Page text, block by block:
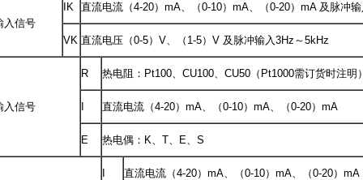
入信号
IK 直流电流（4-20）mA、（0-10）mA、（0-20）mA 及脉冲
VK 直流电压（0-5）V、（1-5）V 及脉冲输入3Hz～5kHz
入信号
R 热电阻：Pt100、CU100、CU50（Pt1000需订货时注明
直流电流（4-20）mA、（0-10）mA、（0-20）mA
E 热电偶：K、T、E、S
直流电流（4-20）mA、（0-10）mA、（0-20）mA